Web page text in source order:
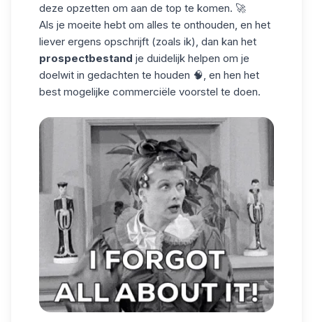
deze opzetten om aan de top te komen. 🚀
Als je moeite hebt om alles te onthouden, en het
liever ergens opschrijft (zoals ik), dan kan het
prospectbestand je duidelijk helpen om je
doelwit in gedachten te houden 🧠, en hen het
best mogelijke commerciële voorstel te doen.